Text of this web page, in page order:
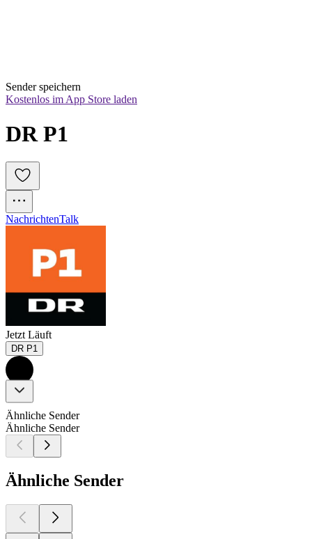
Sender speichern
Kostenlos im App Store laden
DR P1
NachrichtenTalk
Jetzt Läuft
DR P1
Ähnliche Sender
Ähnliche Sender
Ähnliche Sender